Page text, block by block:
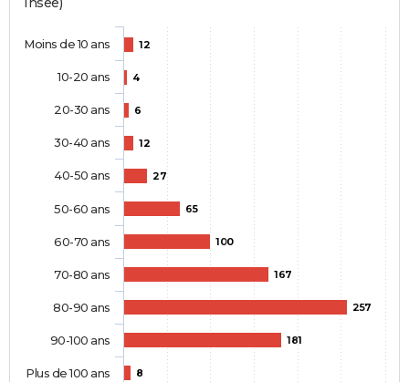
12
4
6
12
27
65
100
167
257
181
8
Moins de 10 ans
10-20 ans
20-30 ans
30-40 ans
40-50 ans
50-60 ans
60-70 ans
70-80 ans
80-90 ans
90-100 ans
Plus de 100 ans